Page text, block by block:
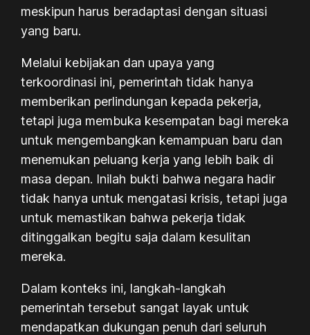
meskipun harus beradaptasi dengan situasi
yang baru.
Melalui kebijakan dan upaya yang
terkoordinasi ini, pemerintah tidak hanya
memberikan perlindungan kepada pekerja,
tetapi juga membuka kesempatan bagi mereka
untuk mengembangkan kemampuan baru dan
menemukan peluang kerja yang lebih baik di
masa depan. Inilah bukti bahwa negara hadir
tidak hanya untuk mengatasi krisis, tetapi juga
untuk memastikan bahwa pekerja tidak
ditinggalkan begitu saja dalam kesulitan
mereka.
Dalam konteks ini, langkah-langkah
pemerintah tersebut sangat layak untuk
mendapatkan dukungan penuh dari seluruh